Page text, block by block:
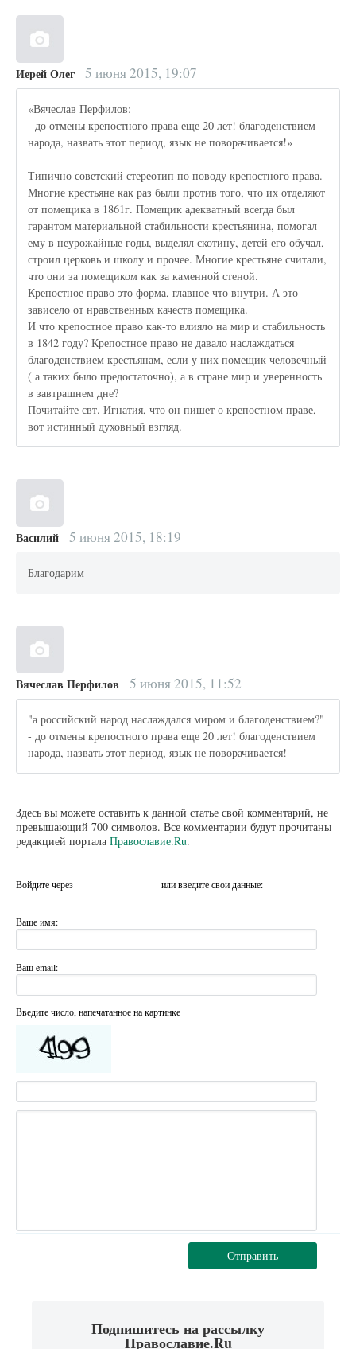
Иерей Олег 5 июня 2015, 19:07
«Вячеслав Перфилов:
- до отмены крепостного права еще 20 лет! благоденствием
народа, назвать этот период, язык не поворачивается!»
Типично советский стереотип по поводу крепостного права.
Многие крестьяне как раз были против того, что их отделяют
от помещика в 1861г. Помещик адекватный всегда был
гарантом материальной стабильности крестьянина, помогал
ему в неурожайные годы, выделял скотину, детей его обучал,
строил церковь и школу и прочее. Многие крестьяне считали,
что они за помещиком как за каменной стеной.
Крепостное право это форма, главное что внутри. А это
зависело от нравственных качеств помещика.
И что крепостное право как-то влияло на мир и стабильность
в 1842 году? Крепостное право не давало наслаждаться
благоденствием крестьянам, если у них помещик человечный
( а таких было предостаточно), а в стране мир и уверенность
в завтрашнем дне?
Почитайте свт. Игнатия, что он пишет о крепостном праве,
вот истинный духовный взгляд.
Василий 5 июня 2015, 18:19
Благодарим
Вячеслав Перфилов 5 июня 2015, 11:52
"а российский народ наслаждался миром и благоденствием?"
- до отмены крепостного права еще 20 лет! благоденствием
народа, назвать этот период, язык не поворачивается!
Здесь вы можете оставить к данной статье свой комментарий, не
превышающий 700 символов. Все комментарии будут прочитаны
редакцией портала Православие.Ru.
Войдите через или введите свои данные:
Ваше имя:
Ваш email:
Введите число, напечатанное на картинке
Отправить
Подпишитесь на рассылку
Православие.Ru